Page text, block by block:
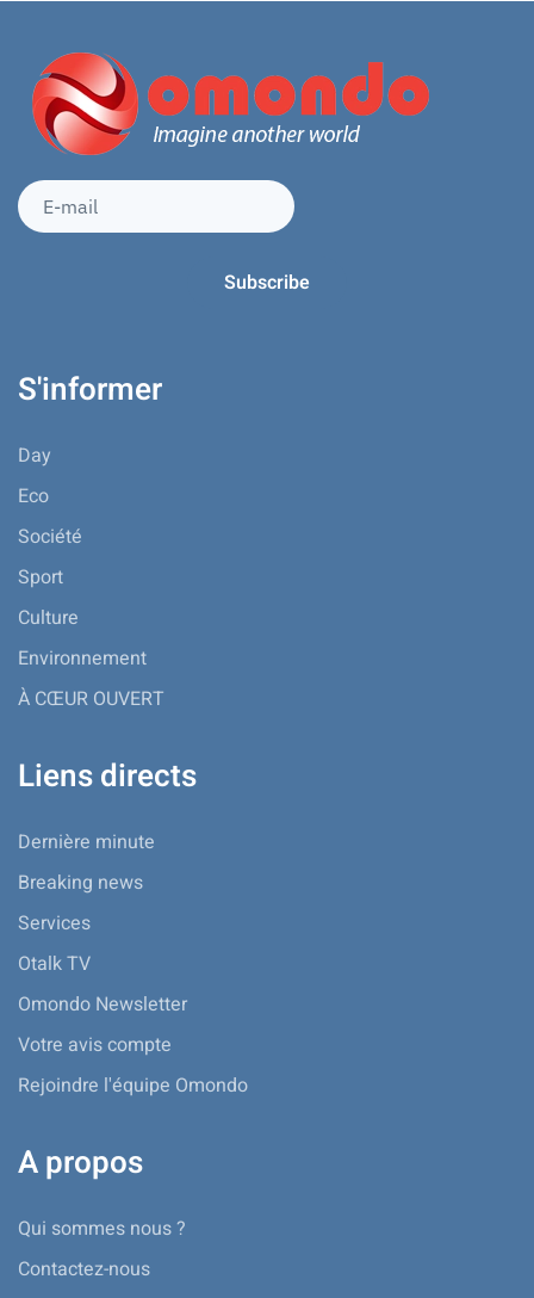
S'informer
Day
Eco
Société
Sport
Culture
Environnement
À CŒUR OUVERT
Liens directs
Dernière minute
Breaking news
Services
Otalk TV
Omondo Newsletter
Votre avis compte
Rejoindre l'équipe Omondo
A propos
Qui sommes nous ?
Contactez-nous